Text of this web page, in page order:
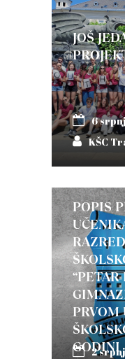
JOŠ
6
KŠC
POPIS
“PETAR
PRVOM
GODINI
2